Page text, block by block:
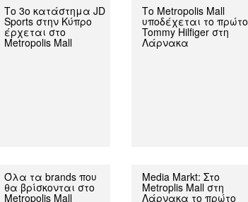
Το 3ο κατάστημα JD
Sports στην Κύπρο
έρχεται στο
Metropolis Mall
Το Metropolis Mall
υποδέχεται το πρώτο
Tommy Hilfiger στη
Λάρνακα
Όλα τα brands που
θα βρίσκονται στο
Metropolis Mall
Media Markt: Στο
Metroplis Mall στη
Λάρνακα το πρώτο